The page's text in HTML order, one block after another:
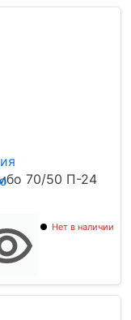
70/50 П-24
Нет в наличии